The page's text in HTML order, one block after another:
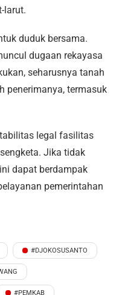
larut.
duduk bersama.
dugaan rekayasa
seharusnya tanah
penerimanya, termasuk
legal fasilitas
Jika tidak
dapat berdampak
pemerintahan
#DJOKOSUSANTO
#PEMKAB